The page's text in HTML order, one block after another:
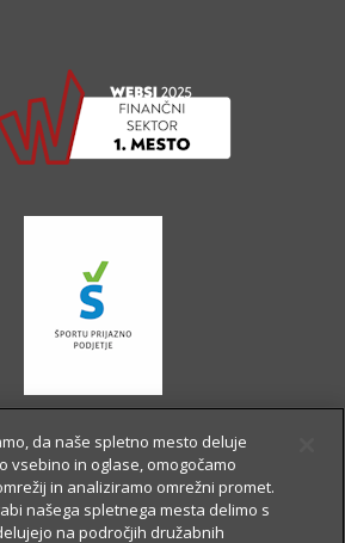
da naše spletno mesto deluje
vsebino in oglase, omogočamo
in analiziramo omrežni promet.
našega spletnega mesta delimo s
na področjih družabnih